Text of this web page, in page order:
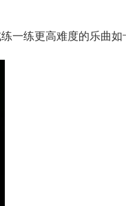
一练更高难度的乐曲如